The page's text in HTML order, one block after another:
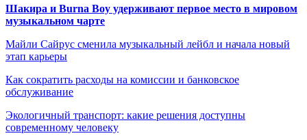
Шакира и Burna Boy удерживают первое место в мировом
музыкальном чарте
Майли Сайрус сменила музыкальный лейбл и начала новый
этап карьеры
Как сократить расходы на комиссии и банковское
обслуживание
Экологичный транспорт: какие решения доступны
современному человеку